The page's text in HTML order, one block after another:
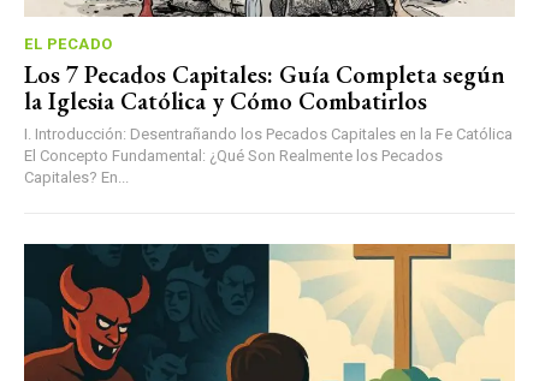
EL PECADO
Los 7 Pecados Capitales: Guía Completa según
la Iglesia Católica y Cómo Combatirlos
I. Introducción: Desentrañando los Pecados Capitales en la Fe Católica
El Concepto Fundamental: ¿Qué Son Realmente los Pecados
Capitales? En...